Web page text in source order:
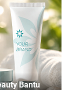
Bantu